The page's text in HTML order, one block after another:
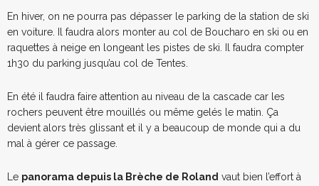
En hiver, on ne pourra pas dépasser le parking de la station de ski
en voiture. Il faudra alors monter au col de Boucharo en ski ou en
raquettes à neige en longeant les pistes de ski. Il faudra compter
1h30 du parking jusqu’au col de Tentes.
En été il faudra faire attention au niveau de la cascade car les
rochers peuvent être mouillés ou même gelés le matin. Ça
devient alors très glissant et il y a beaucoup de monde qui a du
mal à gérer ce passage.
Le panorama depuis la Brèche de Roland vaut bien l’effort à